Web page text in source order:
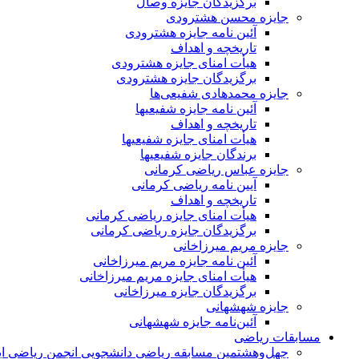
جایزه محسن هشترودی
آئین نامه جایزه هشترودی
تاریخچه و اهداف
هیأت امنای جایزه هشترودی
برگزیدگان جایزه هشترودی
جایزه محمدهادی شفیعی‌ها
آئین نامه جایزه شفیعیها
تاریخچه و اهداف
هیأت امنای جایزه شفیعیها
برندگان جایزه شفیعیها
جایزه عباس ریاضی کرمانی
آیین نامه ریاضی کرمانی
تاریخچه و اهداف
هیأت امنای جایزه ریاضی کرمانی
برگزیدگان جایزه ریاضی کرمانی
جایزه مریم میرزاخانی
آئین نامه جایزه مریم میرزاخانی
هیأت امنای جایزه مریم میرزاخانی
برگزیدگان جایزه میرزاخانی
جایزه شهشهانی
آئین‌نامه جایزه شهشهانی
مسابقات ریاضی
چهل‌و‌هشتمین مسابقه ریاضی دانشجویی انجمن ریاضی